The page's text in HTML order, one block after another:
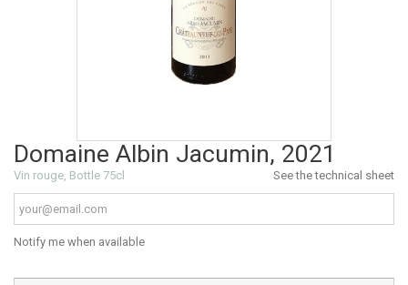
Domaine Albin Jacumin, 2021
Vin rouge, Bottle 75cl See the technical sheet
Notify me when available